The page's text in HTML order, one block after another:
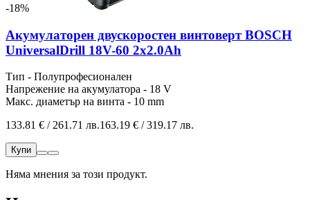
-18%
Акумулаторен двускоростен винтоверт BOSCH
UniversalDrill 18V-60 2x2.0Ah
Тип - Полупрофесионален
Напрежение на акумулатора - 18 V
Макс. диаметър на винта - 10 mm
133.81 € / 261.71 лв.163.19 € / 319.17 лв.
Купи
Няма мнения за този продукт.